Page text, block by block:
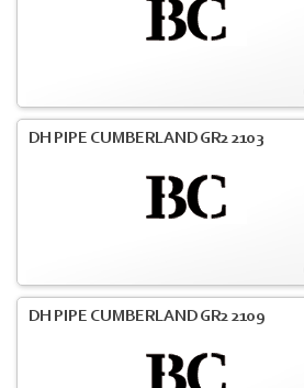
DH PIPE CUMBERLAND GR2 2103
DH PIPE CUMBERLAND GR2 2109